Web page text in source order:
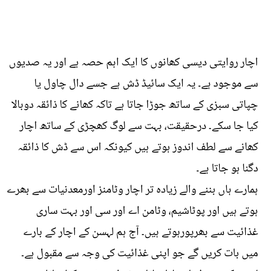
اچار روایتی دیسی کھانوں کا ایک اہم حصہ ہے اور یہ صدیوں
سے موجود ہے۔ یہ ایک سائیڈ ڈش ہے جسے دال چاول یا
چپاتی سبزی کے ساتھ جوڑا جاتا ہے تاکہ کھانے کا ذائقہ دوبالا
کیا جا سکے۔ درحقیقت، بہت سے لوگ کھچڑی کے ساتھ اچار
کھانے سے لطف اندوز ہوتے ہیں کیونکہ اس سے ڈش کا ذائقہ
دگنا ہو جاتا ہے۔
ہمارے ہاں بننے والے زیادہ تر اچار وٹامنز اورمعدنیات سے بھرے
ہوتے ہیں اور پوٹاشیم، وٹامن اے اور سی اور بہت ساری
غذائیت سے بھرپورہوتے ہیں۔ آج ہم لہسن کے اچار کے بارے
میں بات کریں گے جو اپنی غذائیت کی وجہ سے مقبول ہے۔